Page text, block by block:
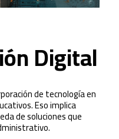
Digital
de tecnología en
Eso implica
de soluciones que